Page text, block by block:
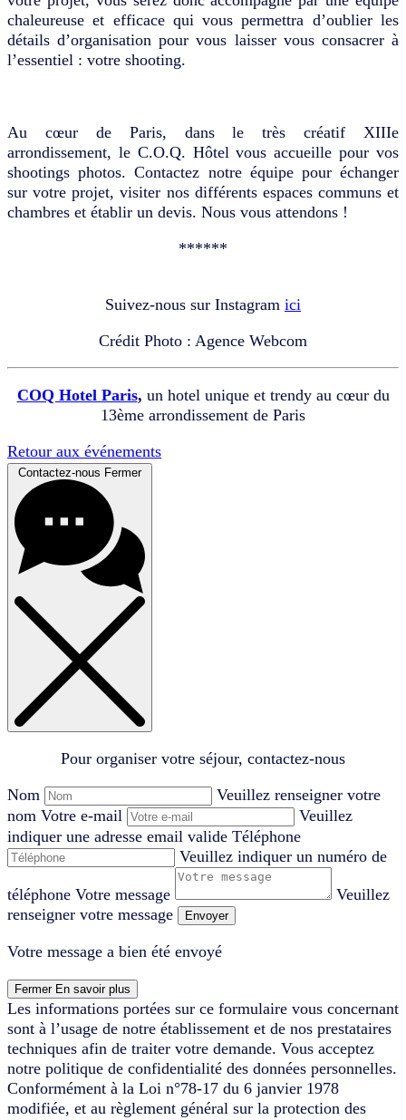
chaleureuse et efficace qui vous permettra d’oublier les
détails d’organisation pour vous laisser vous consacrer à
l’essentiel : votre shooting.
Au cœur de Paris, dans le très créatif XIIIe
arrondissement, le C.O.Q. Hôtel vous accueille pour vos
shootings photos. Contactez notre équipe pour échanger
sur votre projet, visiter nos différents espaces communs et
chambres et établir un devis. Nous vous attendons !
******
Suivez-nous sur Instagram ici
Crédit Photo : Agence Webcom
COQ Hotel Paris, un hotel unique et trendy au cœur du
13ème arrondissement de Paris
Retour aux événements
Contactez-nous Fermer
Pour organiser votre séjour, contactez-nous
Nom
Veuillez renseigner votre
nom Votre e-mail
Veuillez
indiquer une adresse email valide Téléphone
Veuillez indiquer un numéro de
téléphone Votre message
Veuillez
renseigner votre message
Envoyer
Votre message a bien été envoyé
Fermer En savoir plus
Les informations portées sur ce formulaire vous concernant
sont à l’usage de notre établissement et de nos prestataires
techniques afin de traiter votre demande. Vous acceptez
notre politique de confidentialité des données personnelles.
Conformément à la Loi n°78-17 du 6 janvier 1978
modifiée, et au règlement général sur la protection des